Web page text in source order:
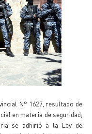
N° 1627, resultado de
en materia de seguridad,
se adhirió a la Ley de